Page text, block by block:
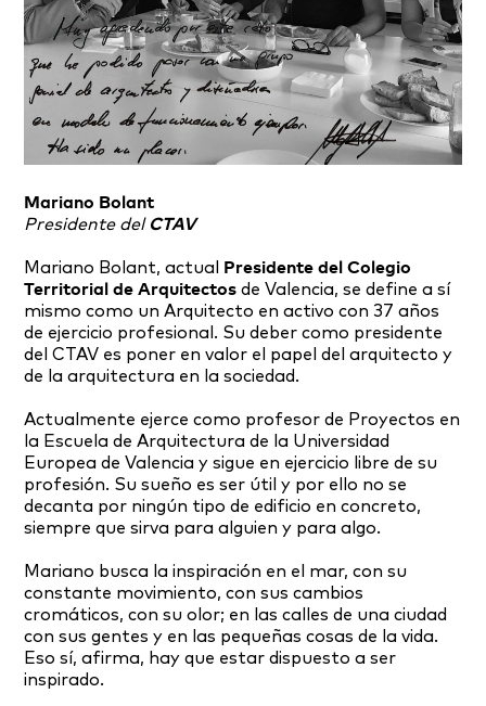
Mariano Bolant
Presidente del CTAV
Mariano Bolant, actual Presidente del Colegio
Territorial de Arquitectos de Valencia, se define a sí
mismo como un Arquitecto en activo con 37 años
de ejercicio profesional. Su deber como presidente
del CTAV es poner en valor el papel del arquitecto y
de la arquitectura en la sociedad.
Actualmente ejerce como profesor de Proyectos en
la Escuela de Arquitectura de la Universidad
Europea de Valencia y sigue en ejercicio libre de su
profesión. Su sueño es ser útil y por ello no se
decanta por ningún tipo de edificio en concreto,
siempre que sirva para alguien y para algo.
Mariano busca la inspiración en el mar, con su
constante movimiento, con sus cambios
cromáticos, con su olor; en las calles de una ciudad
con sus gentes y en las pequeñas cosas de la vida.
Eso sí, afirma, hay que estar dispuesto a ser
inspirado.